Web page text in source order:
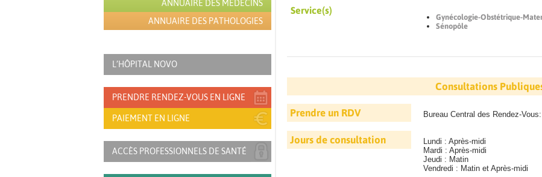
ANNUAIRE DES MÉDECINS
ANNUAIRE DES PATHOLOGIES
L’HÔPITAL NOVO
PRENDRE RENDEZ-VOUS EN LIGNE
PAIEMENT EN LIGNE
ACCÈS PROFESSIONNELS DE SANTÉ
Service(s)
Gynécologie-Obstétrique-
Sénopôle
Consultations
Prendre un RDV Bureau Central des Rendez-
Jours de consultation
Lundi : Après-midi
Mardi : Après-midi
Jeudi : Matin
Vendredi : Matin et Après-midi